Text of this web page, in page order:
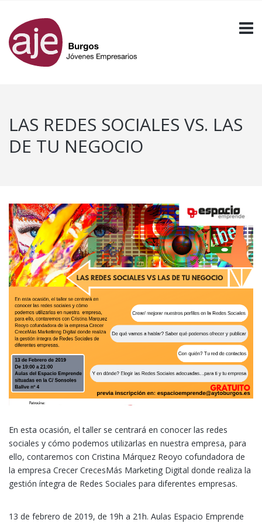
LAS REDES SOCIALES VS. LAS
DE TU NEGOCIO
En esta ocasión, el taller se centrará en conocer las redes
sociales y cómo podemos utilizarlas en nuestra empresa, para
ello, contaremos con Cristina Márquez Reoyo cofundadora de
la empresa Crecer CrecesMás Marketing Digital donde realiza la
gestión íntegra de Redes Sociales para diferentes empresas.
13 de febrero de 2019, de 19h a 21h. Aulas Espacio Emprende